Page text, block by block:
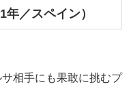
／スペイン）
相手にも果敢に挑むプ